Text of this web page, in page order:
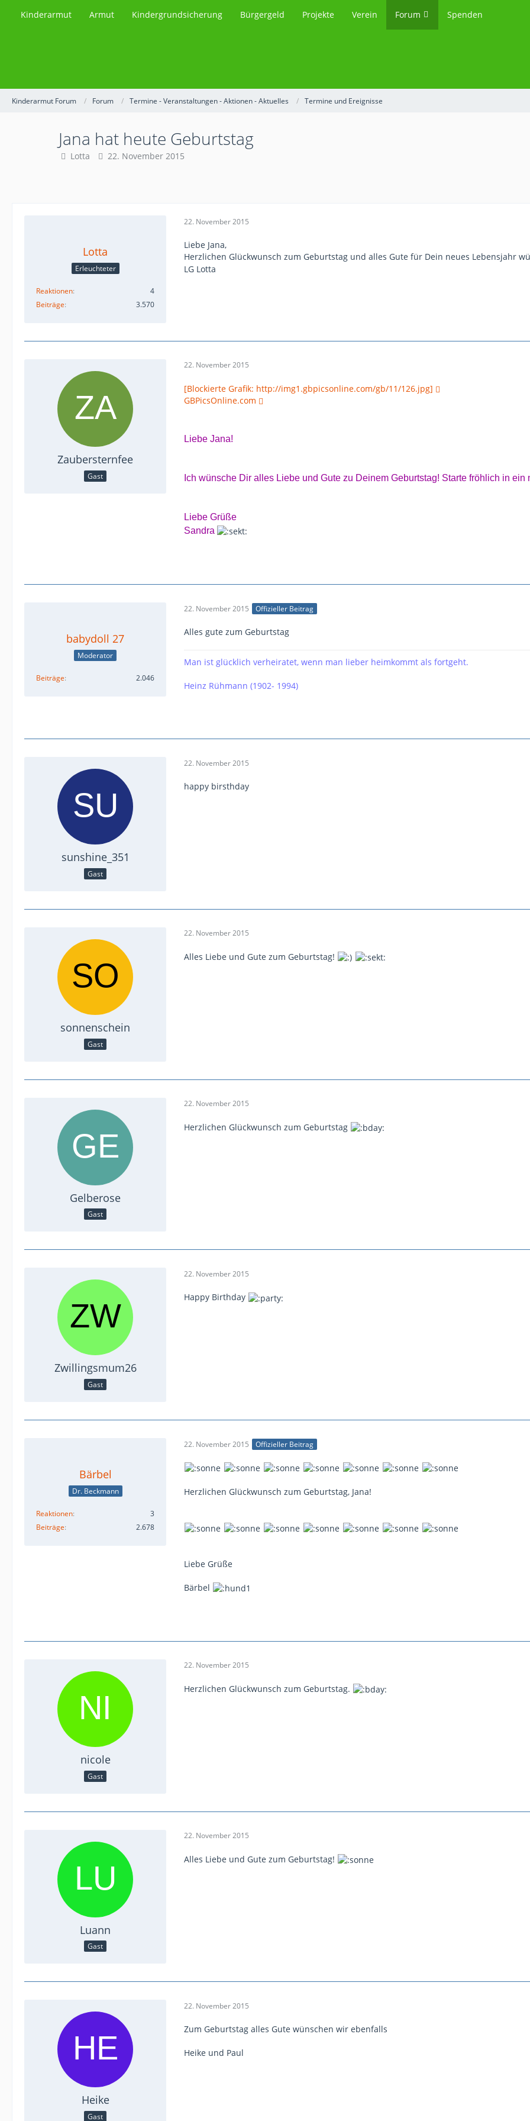
Kinderarmut Armut Kindergrundsicherung Bürgergeld Projekte Verein Forum Spenden
Kinderarmut Forum Forum Termine - Veranstaltungen - Aktionen - Aktuelles Termine und Ereignisse
Jana hat heute Geburtstag
Lotta 22. November 2015
Lotta
Erleuchteter
Reaktionen
4
Beiträge
3.570
22. November 2015
Liebe Jana,
Herzlichen Glückwunsch zum Geburtstag und alles Gute für Dein neues Lebensjahr
LG Lotta
Zaubersternfee
Gast
22. November 2015
[Blockierte Grafik: http://img1.gbpicsonline.com/gb/11/126.jpg]
GBPicsOnline.com
Liebe Jana!
Ich wünsche Dir alles Liebe und Gute zu Deinem Geburtstag! Starte fröhlich in
Liebe Grüße
Sandra
babydoll 27
Moderator
Beiträge 2.046
22. November 2015 Offizieller Beitrag
Alles gute zum Geburtstag
Man ist glücklich verheiratet, wenn man lieber heimkommt als fortgeht.
Heinz Rühmann (1902- 1994)
sunshine_351
Gast
22. November 2015
happy birsthday
sonnenschein
Gast
22. November 2015
Alles Liebe und Gute zum Geburtstag!
Gelberose
Gast
22. November 2015
Herzlichen Glückwunsch zum Geburtstag
Zwillingsmum26
Gast
22. November 2015
Happy Birthday
Bärbel
Dr. Beckmann
Reaktionen
3
Beiträge
2.678
22. November 2015 Offizieller Beitrag
Herzlichen Glückwunsch zum Geburtstag, Jana!
Liebe Grüße
Bärbel
nicole
Gast
22. November 2015
Herzlichen Glückwunsch zum Geburtstag.
Luann
Gast
22. November 2015
Alles Liebe und Gute zum Geburtstag!
Heike
Gast
22. November 2015
Zum Geburtstag alles Gute wünschen wir ebenfalls
Heike und Paul